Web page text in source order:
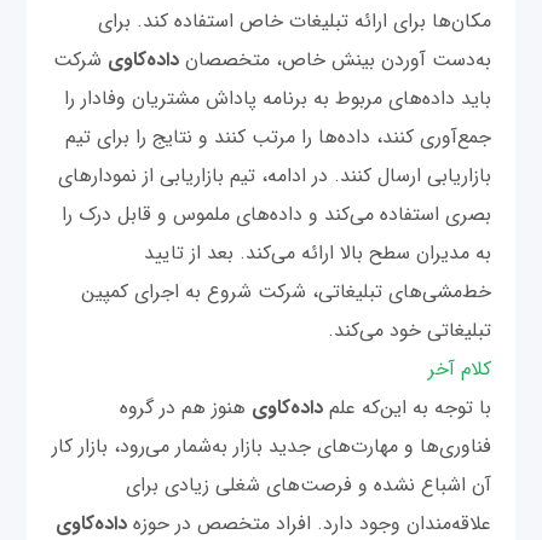
مکان‌ها برای ارائه تبلیغات خاص استفاده کند. برای
به‌دست آوردن بینش خاص، متخصصانداده‌کاوی شرکت
باید داده‌های مربوط به برنامه پاداش مشتریان وفادار را
جمع‌آوری ‌کنند، داده‌ها را مرتب کنند و نتایج را برای تیم
بازاریابی ارسال ‌کنند. در ادامه، تیم بازاریابی از نمودارهای
بصری استفاده می‌کند و داده‌های ملموس و قابل درک را
به مدیران سطح بالا ارائه می‌کند. بعد از تایید
خط‌مشی‌های تبلیغاتی، شرکت شروع به اجرای کمپین
تبلیغاتی خود می‌کند.
کلام آخر
با توجه به این‌که علمداده‌کاوی هنوز هم در گروه
فناوری‌ها و مهارت‌های جدید بازار به‌شمار می‌رود، بازار کار
آن اشباع نشده و فرصت‌های شغلی زیادی برای
علاقه‌مندان وجود دارد. افراد متخصص در حوزهداده‌کاوی